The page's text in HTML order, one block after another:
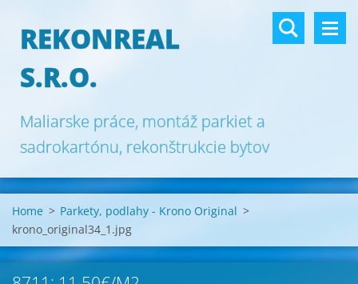
REKONREAL
S.R.O.
Maliarske práce, montáž parkiet a
sadrokartónu, rekonštrukcie bytov
Bratislava.
Home > Parkety, podlahy - Krono Original >
krono_original34_1.jpg